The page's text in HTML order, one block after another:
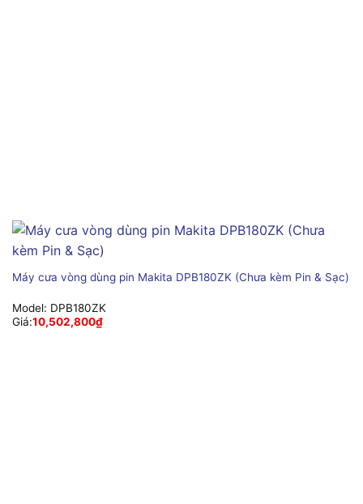
Máy cưa vòng dùng pin Makita DPB180ZK (Chưa kèm Pin & Sạc)
Model: DPB180ZK
Giá:10,502,800₫